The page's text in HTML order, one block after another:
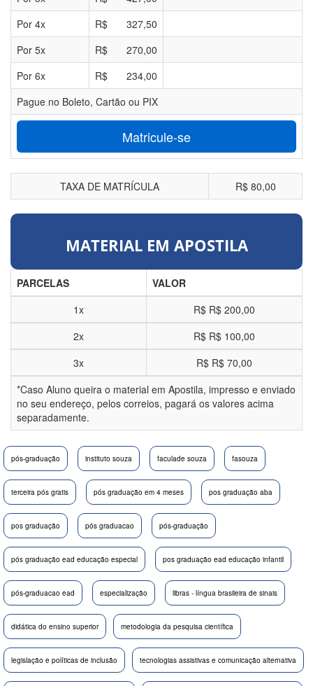
Por 4x R$
327,50
Por 5x R$
270,00
Por 6x R$
234,00
Pague no Boleto, Cartão ou PIX
Matricule-se
TAXA DE MATRÍCULA R$ 80,00
MATERIAL EM APOSTILA
PARCELAS
VALOR
1x
R$ R$ 200,00
2x
R$ R$ 100,00
3x
R$ R$ 70,00
*Caso Aluno queira o material em Apostila, impresso e enviado
no seu endereço, pelos correios, pagará os valores acima
separadamente.
pós-graduação instituto souza faculade souza fasouza
terceira pós gratis pós graduação em 4 meses pos graduação aba
pos graduação pós graduacao pós-graduação
pós graduação ead educação especial pos graduação ead educação infantil
pós-graduacao ead especialização libras - língua brasileira de sinais
didática do ensino superior metodologia da pesquisa científica
legislação e políticas de inclusão tecnologias assistivas e comunicação alternativa